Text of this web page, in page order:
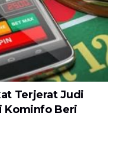
Terjerat Judi
Kominfo Beri